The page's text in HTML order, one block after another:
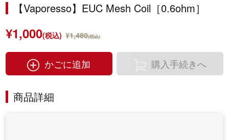
【Vaporesso】EUC Mesh Coil［0.6ohm］
¥1,000(税込) ¥1,480(税込)
かごに追加 購入手続きへ
商品詳細